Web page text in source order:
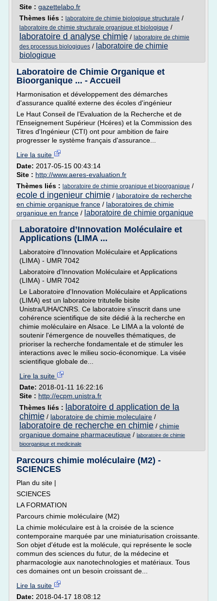
Site : gazettelabo.fr
Thèmes liés : laboratoire de chimie biologique structurale /
laboratoire de chimie structurale organique et biologique /
laboratoire d analyse chimie / laboratoire de chimie
des processus biologiques / laboratoire de chimie
biologique
Laboratoire de Chimie Organique et
Bioorganique ... - Accueil
Harmonisation et développement des démarches
d'assurance qualité externe des écoles d'ingénieur
Le Haut Conseil de l'Evaluation de la Recherche et de
l'Enseignement Supérieur (Hcéres) et la Commission des
Titres d'Ingénieur (CTI) ont pour ambition de faire
progresser le système français d'assurance...
Lire la suite
Date: 2017-05-15 00:43:14
Site : http://www.aeres-evaluation.fr
Thèmes liés : laboratoire de chimie organique et bioorganique /
ecole d ingenieur chimie / laboratoire de recherche
en chimie organique france / laboratoires de chimie
organique en france / laboratoire de chimie organique
Laboratoire d’Innovation Moléculaire et
Applications (LIMA ...
Laboratoire d'Innovation Moléculaire et Applications
(LIMA) - UMR 7042
Laboratoire d'Innovation Moléculaire et Applications
(LIMA) - UMR 7042
Le Laboratoire d'Innovation Moléculaire et Applications
(LIMA) est un laboratoire tritutelle bisite
Unistra/UHA/CNRS. Ce laboratoire s'inscrit dans une
cohérence scientifique de site dédié à la recherche en
chimie moléculaire en Alsace. Le LIMA a la volonté de
soutenir l'émergence de nouvelles thématiques, de
prioriser la recherche fondamentale et de stimuler les
interactions avec le milieu socio-économique. La visée
scientifique globale de...
Lire la suite
Date: 2018-01-11 16:22:16
Site : http://ecpm.unistra.fr
Thèmes liés : laboratoire d application de la
chimie / laboratoire de chimie moleculaire /
laboratoire de recherche en chimie / chimie
organique domaine pharmaceutique / laboratoire de chimie
bioorganique et medicinale
Parcours chimie moléculaire (M2) -
SCIENCES
Plan du site |
SCIENCES
LA FORMATION
Parcours chimie moléculaire (M2)
La chimie moléculaire est à la croisée de la science
contemporaine marquée par une miniaturisation croissante.
Son objet d'étude est la molécule, qui représente le socle
commun des sciences du futur, de la médecine et
pharmacologie aux nanotechnologies et matériaux. Tous
ces domaines ont un besoin croissant de...
Lire la suite
Date: 2018-04-17 18:08:12